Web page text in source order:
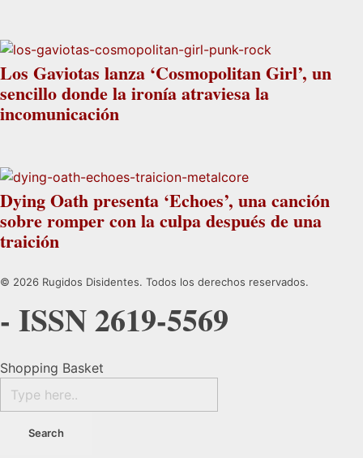
Los Gaviotas lanza ‘Cosmopolitan Girl’, un
sencillo donde la ironía atraviesa la
incomunicación
Dying Oath presenta ‘Echoes’, una canción
sobre romper con la culpa después de una
traición
© 2026 Rugidos Disidentes. Todos los derechos reservados.
- ISSN 2619-5569
Shopping Basket